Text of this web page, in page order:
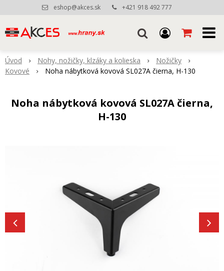
eshop@akces.sk +421 918 492 777
Úvod Nohy, nožičky, klzáky a kolieska
Nožičky
Kovové
Noha nábytková kovová SL027A čierna, H-130
Noha nábytková kovová SL027A čierna,
H-130